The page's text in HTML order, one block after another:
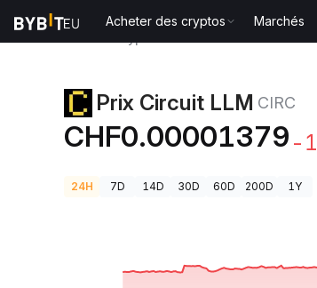
Acheter des cryptos Marchés
Prix Circuit LLM CIRC
CHF0.00001379 -
24H 7D 14D 30D 60D 200D 1Y